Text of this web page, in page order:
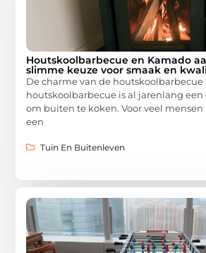
Houtskoolbarbecue en Kamado
slimme keuze voor smaak en
De charme van de houtskoolbarbecue
houtskoolbarbecue is al jarenlang
om buiten te koken. Voor veel
een
Tuin En Buitenleven